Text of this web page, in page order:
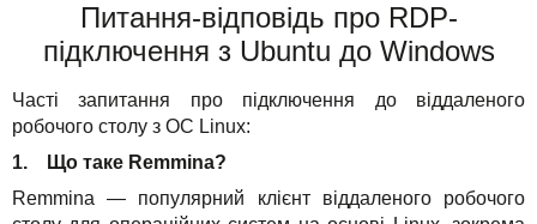
FAQ
Інтерв'ю
Авторська колонка
Події
Питання-відповідь про RDP-
підключення з Ubuntu до Windows
Часті запитання про підключення до віддаленого
робочого столу з ОС Linux:
1. Що таке Remmina?
Remmina — популярний клієнт віддаленого робочого